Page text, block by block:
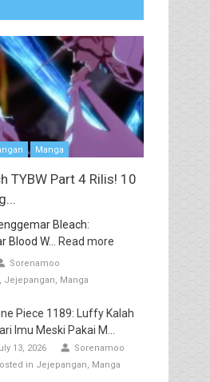
Manga
TYBW Part 4 Rilis! 10
Bleach:
W...
Read more
Sorenamoo
Jejepangan Manga
Piece 1189: Luffy Kalah
Imu Meski Pakai M...
13, 2026
Sorenamoo
in Jejepangan Manga